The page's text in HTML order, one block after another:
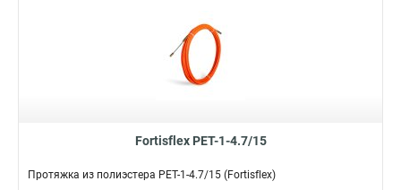
Fortisflex PET-1-4.7/15
Протяжка из полиэстера PET-1-4.7/15 (Fortisflex)